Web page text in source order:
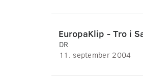
EuropaKlip - Tro i
DR
11. september 2004